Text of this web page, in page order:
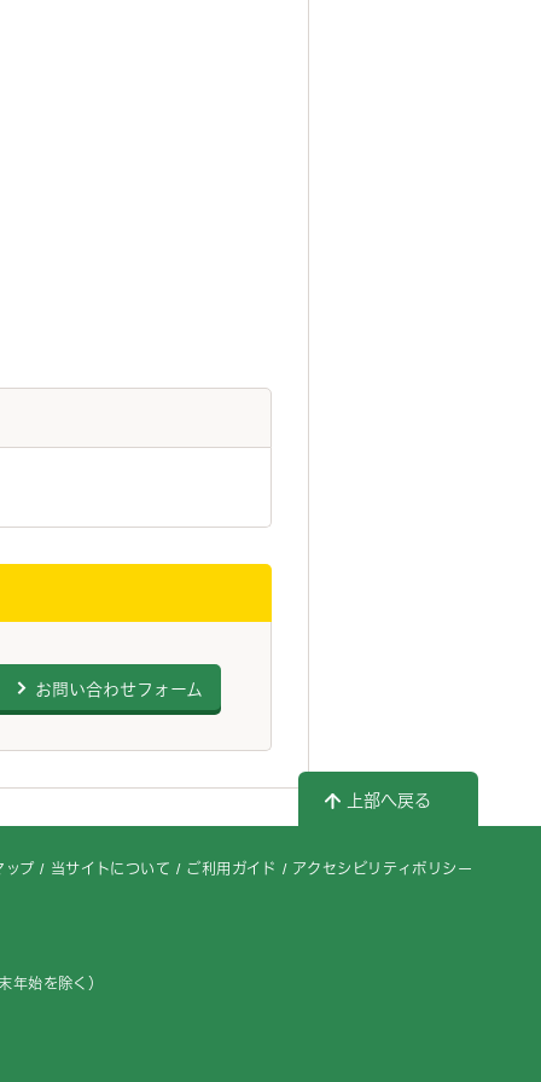
お問い合わせフォーム
上部へ戻る
ップ 当サイトについて ご利用ガイド アクセシビリティポリシー
年始を除く）